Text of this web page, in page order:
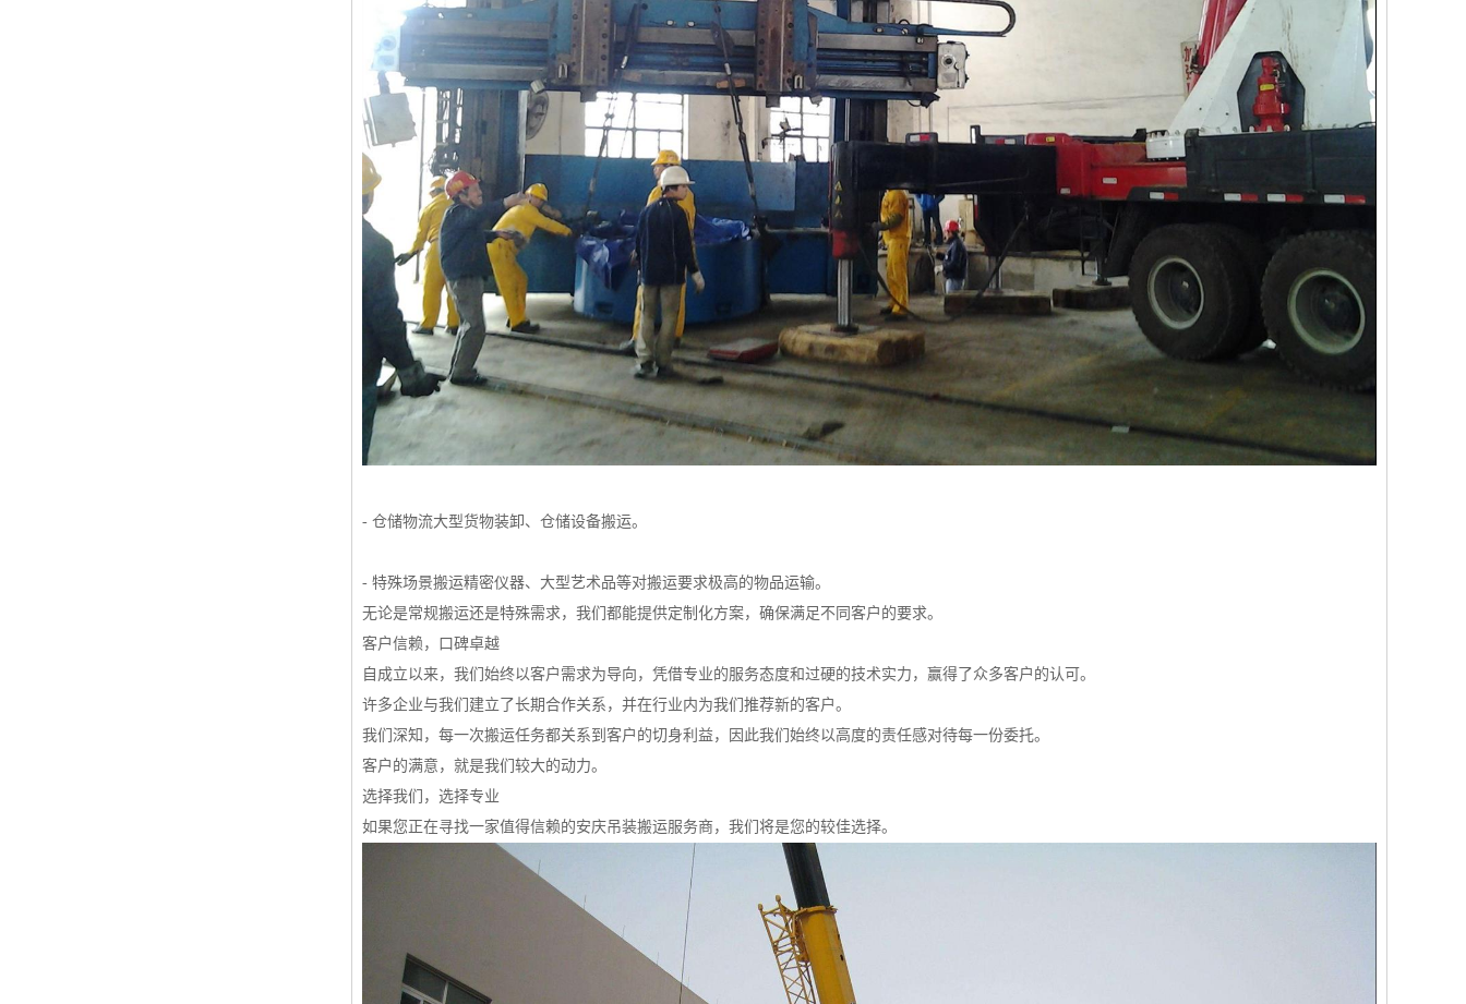
- 仓储物流大型货物装卸、仓储设备搬运。
- 特殊场景搬运精密仪器、大型艺术品等对搬运要求极高的物品运输。
无论是常规搬运还是特殊需求，我们都能提供定制化方案，确保满足不同客户的要求。
客户信赖，口碑卓越
自成立以来，我们始终以客户需求为导向，凭借专业的服务态度和过硬的技术实力，赢得了众多客户的认可。
许多企业与我们建立了长期合作关系，并在行业内为我们推荐新的客户。
我们深知，每一次搬运任务都关系到客户的切身利益，因此我们始终以高度的责任感对待每一份委托。
客户的满意，就是我们较大的动力。
选择我们，选择专业
如果您正在寻找一家值得信赖的安庆吊装搬运服务商，我们将是您的较佳选择。